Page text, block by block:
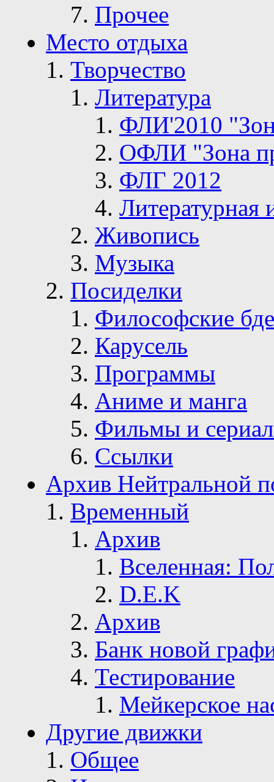
Прочее
Место отдыха
Творчество
Литература
ФЛИ'2010
ОФЛИ "Зона
ФЛГ 2012
Живопись
Музыка
Посиделки
Философские
Карусель
Программы
Аниме и манга
Фильмы и
Ссылки
Архив Нейтральной
Временный
Архив
Вселенная:
D.E.K
Архив
Банк новой
Тестирование
Мейкерское
Другие движки
Общее